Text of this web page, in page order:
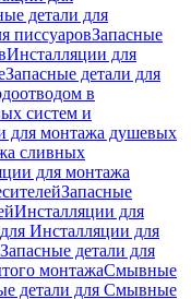
детали для
писсуаровЗапасные
Инсталляции для
Запасные детали для
в
систем и
для монтажа душевых
сливных
для монтажа
Запасные
Инсталляции для
Инсталляции для
Запасные детали для
монтажаСмывные
детали для Смывные